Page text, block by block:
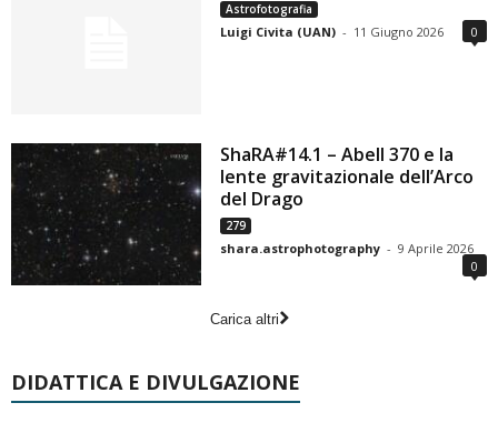
Astrofotografia
Luigi Civita (UAN) - 11 Giugno 2026 0
ShaRA#14.1 – Abell 370 e la
lente gravitazionale dell’Arco
del Drago
279
shara.astrophotography - 9 Aprile 2026
0
Carica altri
DIDATTICA E DIVULGAZIONE